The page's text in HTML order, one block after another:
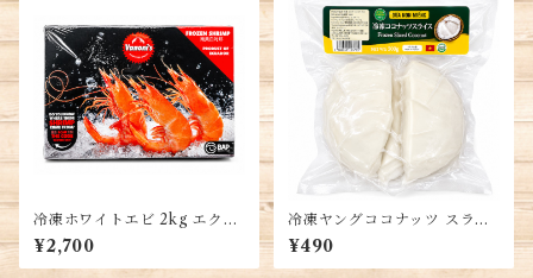
冷凍ホワイトエビ 2kg エクア
ドル産 バナメイエビ 殻付き
White Shrimp
¥2,700
冷凍ヤングココナッツ スライ
ス 500g ベトナム産 若いココ
ナッツ果肉 Young Coconut
¥490